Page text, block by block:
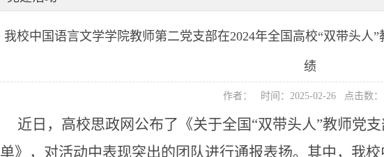
我校中国语言文学学院教师第二党支部在2024年全国高校“双带头人
绩
作者： 时间：2025-02-26 点击数：
近日，高校思政网公布了《关于全国“双带头人”教师党
单》，对活动中表现突出的团队进行通报表扬。其中 ，我校